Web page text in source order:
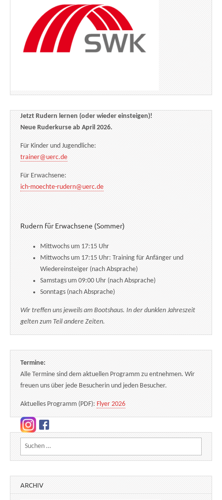
Jetzt Rudern lernen (oder wieder einsteigen)!
Neue Ruderkurse ab April 2026.
Für Kinder und Jugendliche:
trainer@uerc.de
Für Erwachsene:
ich-moechte-rudern@uerc.de
Rudern für Erwachsene (Sommer)
Mittwochs um 17:15 Uhr
Mittwochs um 17:15 Uhr: Training für Anfänger und
Wiedereinsteiger (nach Absprache)
Samstags um 09:00 Uhr (nach Absprache)
Sonntags (nach Absprache)
Wir treffen uns jeweils am Bootshaus. In der dunklen Jahreszeit
gelten zum Teil andere Zeiten.
Termine:
Alle Termine sind dem aktuellen Programm zu entnehmen. Wir
freuen uns über jede Besucherin und jeden Besucher.
Aktuelles Programm (PDF): Flyer 2026
Suchen nach:
ARCHIV